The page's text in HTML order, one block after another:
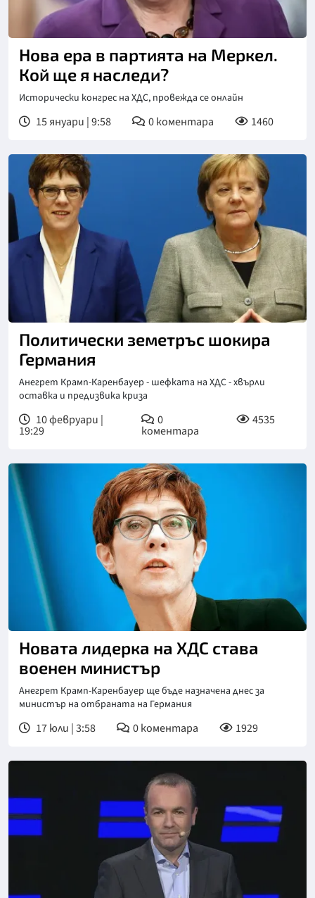
Нова ера в партията на Меркел.
Кой ще я наследи?
Исторически конгрес на ХДС, провежда се онлайн
15 януари | 9:58 0коментара 1460
Политически земетръс шокира
Германия
Анегрет Крамп-Каренбауер - шефката на ХДС - хвърли
оставка и предизвика криза
10 февруари |
19:29
0
коментара
4535
Новата лидерка на ХДС става
военен министър
Анегрет Крамп-Каренбауер ще бъде назначена днес за
министър на отбраната на Германия
17 юли | 3:58 0коментара 1929